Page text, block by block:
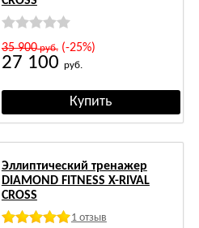
35 900руб.(-25%)
27 100 руб.
Эллиптический тренажер
DIAMOND FITNESS X-RIVAL
CROSS
1 отзыв